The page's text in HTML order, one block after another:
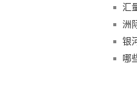
汇
洲
银
哪